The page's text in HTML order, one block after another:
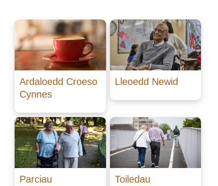
Ardaloedd Croeso
Cynnes
Lleoedd Newid
Parciau
Toiledau